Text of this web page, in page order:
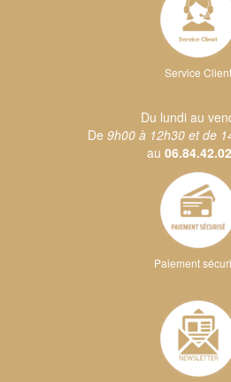
Service Client
Du lundi au
De 9h00 à 12h30 et de
au
Paiement